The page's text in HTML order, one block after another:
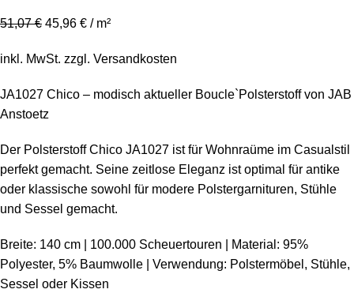
51,07€ 45,96 € / m²
inkl. MwSt. zzgl. Versandkosten
JA1027 Chico – modisch aktueller Boucle`Polsterstoff von JAB
Anstoetz
Der Polsterstoff Chico JA1027 ist für Wohnraüme im Casualstil
perfekt gemacht. Seine zeitlose Eleganz ist optimal für antike
oder klassische sowohl für modere Polstergarnituren, Stühle
und Sessel gemacht.
Breite: 140 cm | 100.000 Scheuertouren | Material: 95%
Polyester, 5% Baumwolle | Verwendung: Polstermöbel, Stühle,
Sessel oder Kissen